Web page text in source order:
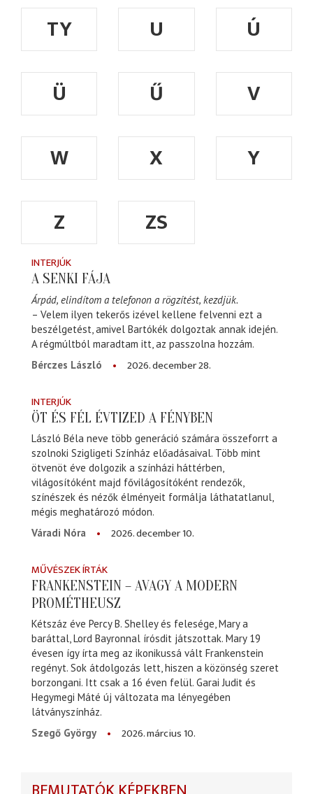
TY U
Ú
Ü
Ű
V
W
X
Y
Z
ZS
INTERJÚK
A SENKI FÁJA
Árpád, elindítom a telefonon a rögzítést, kezdjük.
– Velem ilyen tekerős izével kellene felvenni ezt a
beszélgetést, amivel Bartókék dolgoztak annak idején.
A régmúltból maradtam itt, az passzolna hozzám.
Bérczes László
2026. december 28.
INTERJÚK
ÖT ÉS FÉL ÉVTIZED A FÉNYBEN
László Béla neve több generáció számára összeforrt a
szolnoki Szigligeti Színház előadásaival. Több mint
ötvenöt éve dolgozik a színházi háttérben,
világosítóként majd fővilágosítóként rendezők,
színészek és nézők élményeit formálja láthatatlanul,
mégis meghatározó módon.
Váradi Nóra
2026. december 10.
MŰVÉSZEK ÍRTÁK
FRANKENSTEIN – AVAGY A MODERN
PROMÉTHEUSZ
Kétszáz éve Percy B. Shelley és felesége, Mary a
baráttal, Lord Bayronnal írósdit játszottak. Mary 19
évesen így írta meg az ikonikussá vált Frankenstein
regényt. Sok átdolgozás lett, hiszen a közönség szeret
borzongani. Itt csak a 16 éven felül. Garai Judit és
Hegymegi Máté új változata ma lényegében
látványszínház.
Szegő György
2026. március 10.